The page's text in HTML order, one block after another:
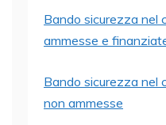
Bando sicurezza nel
ammesse e
Bando sicurezza nel
non ammesse